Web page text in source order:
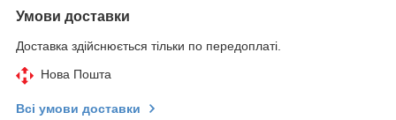
Умови доставки
Доставка здійснюється тільки по передоплаті.
Нова Пошта
Всі умови доставки